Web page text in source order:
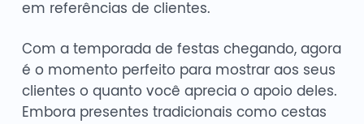
em referências de clientes.
Com a temporada de festas chegando, agora
é o momento perfeito para mostrar aos seus
clientes o quanto você aprecia o apoio deles.
Embora presentes tradicionais como cestas